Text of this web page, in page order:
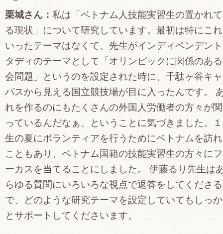
栗城さん： 私は「ベトナム人技能実習生の置かれ
る現状」について研究しています。最初は特にこ
いったテーマはなくて、先生がインディペンデン
タディのテーマとして「オリンピックに関係のあ
会問題」というのを設定された時に、千駄ヶ谷キ
パスから見える国立競技場が目に入ったんです。
れを作るのにもたくさんの外国人労働者の方々が
っているんだなぁ、ということに気づきました。
生の夏にボランティアを行うためにベトナムを訪
こともあり、ベトナム国籍の技能実習生の方々に
ーカスを当てることにしました。 伊藤るり先生は
らゆる質問にいろいろな視点で返答をしてくださ
で、どのような研究テーマを設定していてもしっ
とサポートしてくださいます。